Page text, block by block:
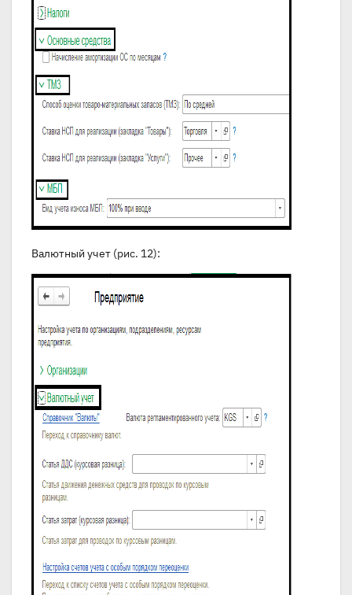
Валютный учет (рис. 12):